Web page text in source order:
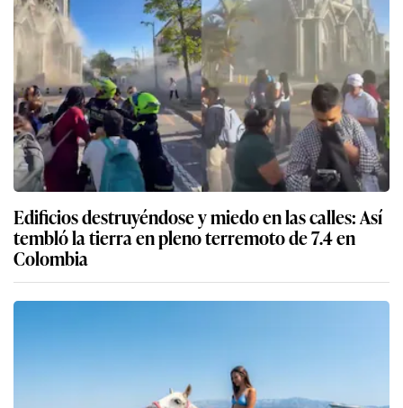
Edificios destruyéndose y miedo en las calles: Así
tembló la tierra en pleno terremoto de 7.4 en
Colombia